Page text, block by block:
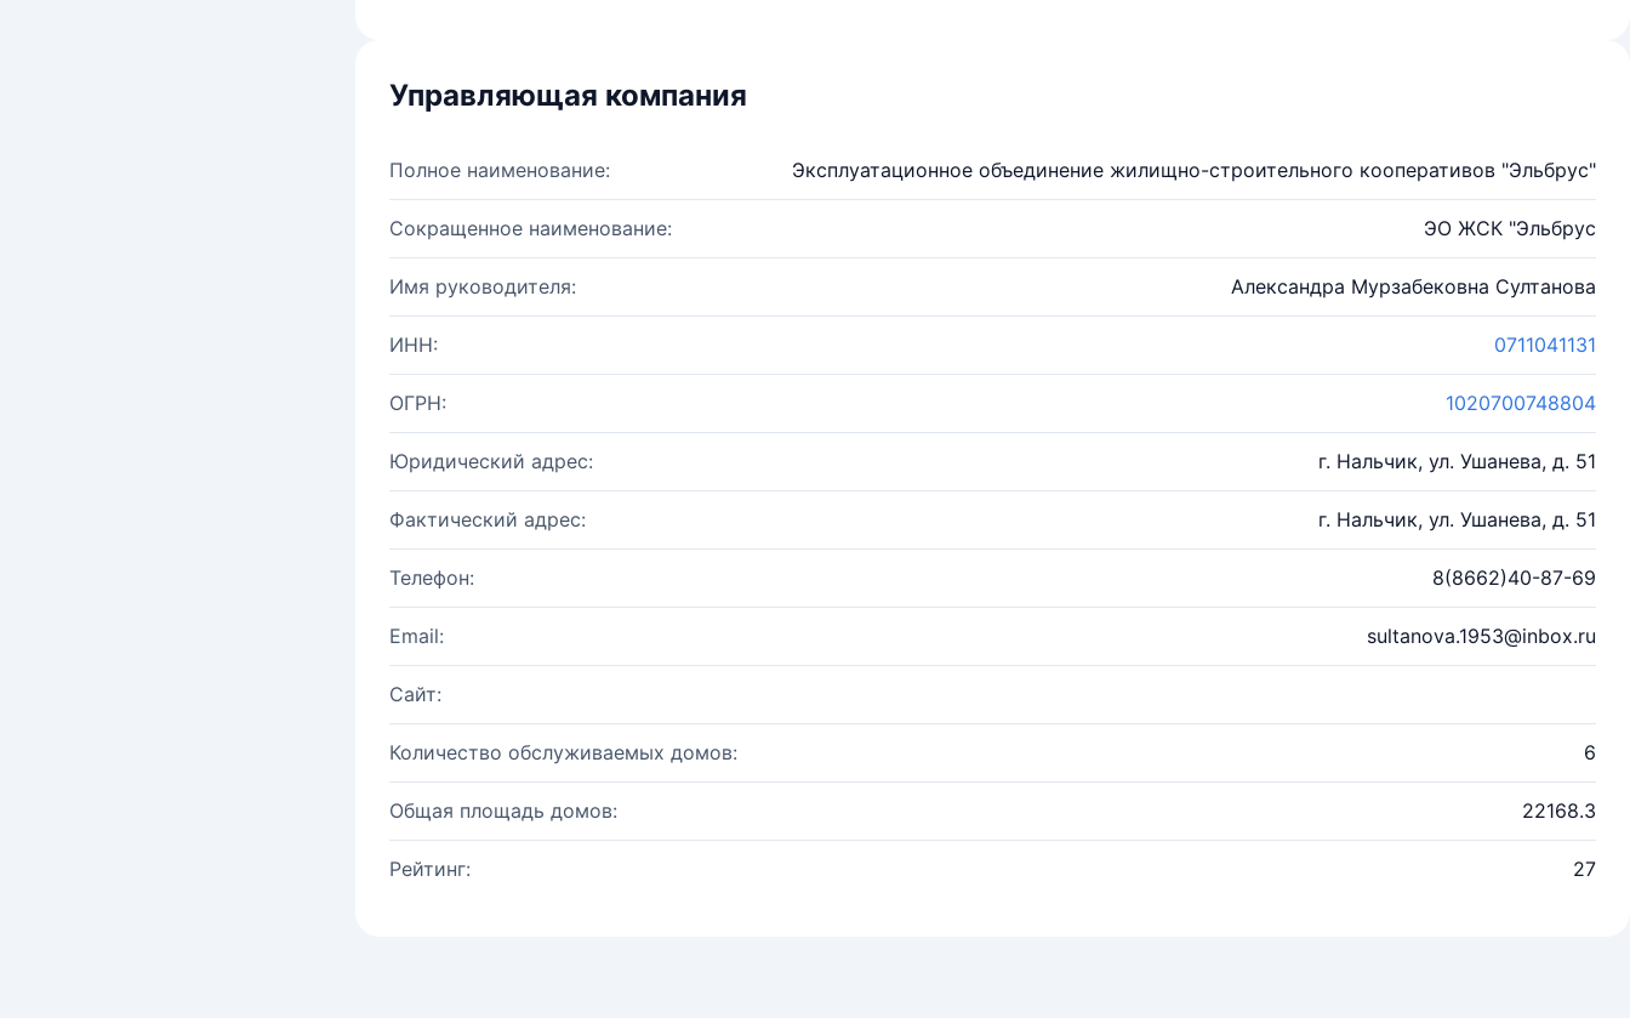
Управляющая компания
Полное наименование: Эксплуатационное объединение жилищно-строительного кооперативов "Эльбрус"
Сокращенное наименование: ЭО ЖСК "Эльбрус
Имя руководителя: Александра Мурзабековна Султанова
ИНН: 0711041131
ОГРН: 1020700748804
Юридический адрес: г. Нальчик, ул. Ушанева, д. 51
Фактический адрес: г. Нальчик, ул. Ушанева, д. 51
Телефон: 8(8662)40-87-69
Email: sultanova.1953@inbox.ru
Сайт:
Количество обслуживаемых домов: 6
Общая площадь домов: 22168.3
Рейтинг: 27